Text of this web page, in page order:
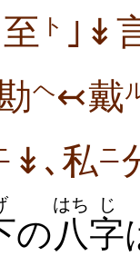
ト
｣↡
ヘ↢戴
↡､私ニ
の八
はち
字
じ